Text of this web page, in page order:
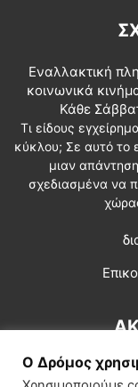
Εναλλακτική
κοινωνικά
Κάθε
Τι είδους
κύκλου; Σε αυτό το
μιαν
σχεδιασμένα να
Ο Δρόμος